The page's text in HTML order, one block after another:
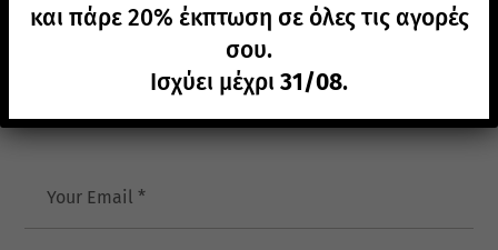
και πάρε 20% έκπτωση σε όλες τις αγορές
σου.
Ισχύει μέχρι 31/08.